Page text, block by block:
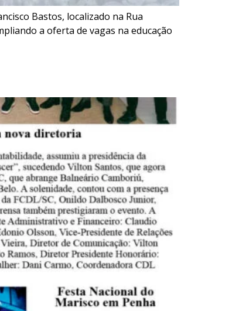
Bastos, localizado na Rua
a oferta de vagas na educação